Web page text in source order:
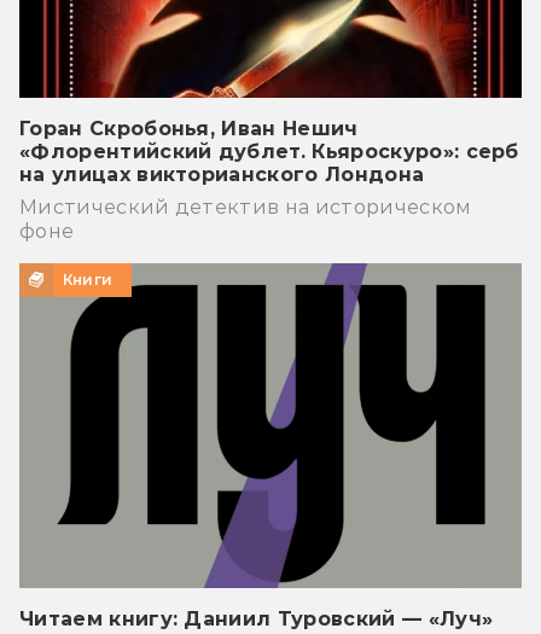
Горан Скробонья, Иван Нешич
«Флорентийский дублет. Кьяроскуро»: серб
на улицах викторианского Лондона
Мистический детектив на историческом
фоне
Книги
Читаем книгу: Даниил Туровский — «Луч»